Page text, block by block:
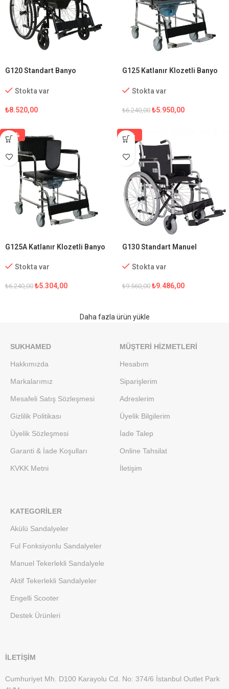
G120 Standart Banyo
Stokta var
₺8.520,00
G125 Katlanır Klozetli Banyo
Stokta var
₺6.240,00 ₺5.950,00
-15%
G125A Katlanır Klozetli Banyo
Stokta var
₺6.240,00 ₺5.304,00
-1%
G130 Standart Manuel
Stokta var
₺9.560,00 ₺9.486,00
Daha fazla ürün yükle
SUKHAMED
Hakkımızda
Markalarımız
Mesafeli Satış Sözleşmesi
Gizlilik Politikası
Üyelik Sözleşmesi
Garanti & İade Koşulları
KVKK Metni
MÜŞTERI HIZMETLERI
Hesabım
Siparişlerim
Adreslerim
Üyelik Bilgilerim
İade Talep
Online Tahsilat
İletişim
KATEGORILER
Akülü Sandalyeler
Ful Fonksiyonlu Sandalyeler
Manuel Tekerlekli Sandalyele
Aktif Tekerlekli Sandalyeler
Engelli Scooter
Destek Ürünleri
İLETİŞİM
Cumhuriyet Mh. D100 Karayolu Cd. No: 374/6 İstanbul Outlet Park